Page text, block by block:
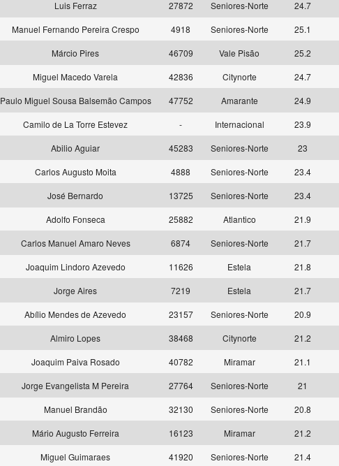
Luis Ferraz
27872 Seniores-Norte 24.7
Manuel Fernando Pereira Crespo
4918 Seniores-Norte 25.1
Márcio Pires
46709 Vale Pisão 25.2
Miguel Macedo Varela
42836 Citynorte 24.7
Paulo Miguel Sousa Balsemão Campos
47752 Amarante 24.9
Camilo de La Torre Estevez
- Internacional 23.9
Abilio Aguiar
45283 Seniores-Norte 23
Carlos Augusto Moita
4888 Seniores-Norte 23.4
José Bernardo
13725 Seniores-Norte 23.4
Adolfo Fonseca
25882 Atlantico 21.9
Carlos Manuel Amaro Neves
6874 Seniores-Norte 21.7
Joaquim Lindoro Azevedo
11626 Estela 21.8
Jorge Aires
7219 Estela 21.7
Abílio Mendes de Azevedo
23157 Seniores-Norte 20.9
Almiro Lopes
38468 Citynorte 21.2
Joaquim Paiva Rosado
40782 Miramar 21.1
Jorge Evangelista M Pereira
27764 Seniores-Norte 21
Manuel Brandão
32130 Seniores-Norte 20.8
Mário Augusto Ferreira
16123 Miramar 21.2
Miguel Guimaraes
41920 Seniores-Norte 21.4